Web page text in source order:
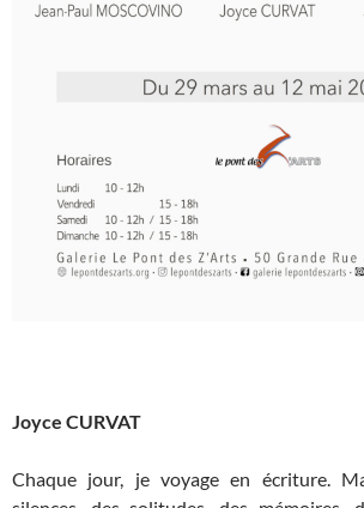
Joyce CURVAT
Chaque jour, je voyage en écriture.